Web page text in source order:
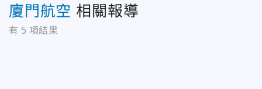
廈門航空 相關報導
有 5 項結果